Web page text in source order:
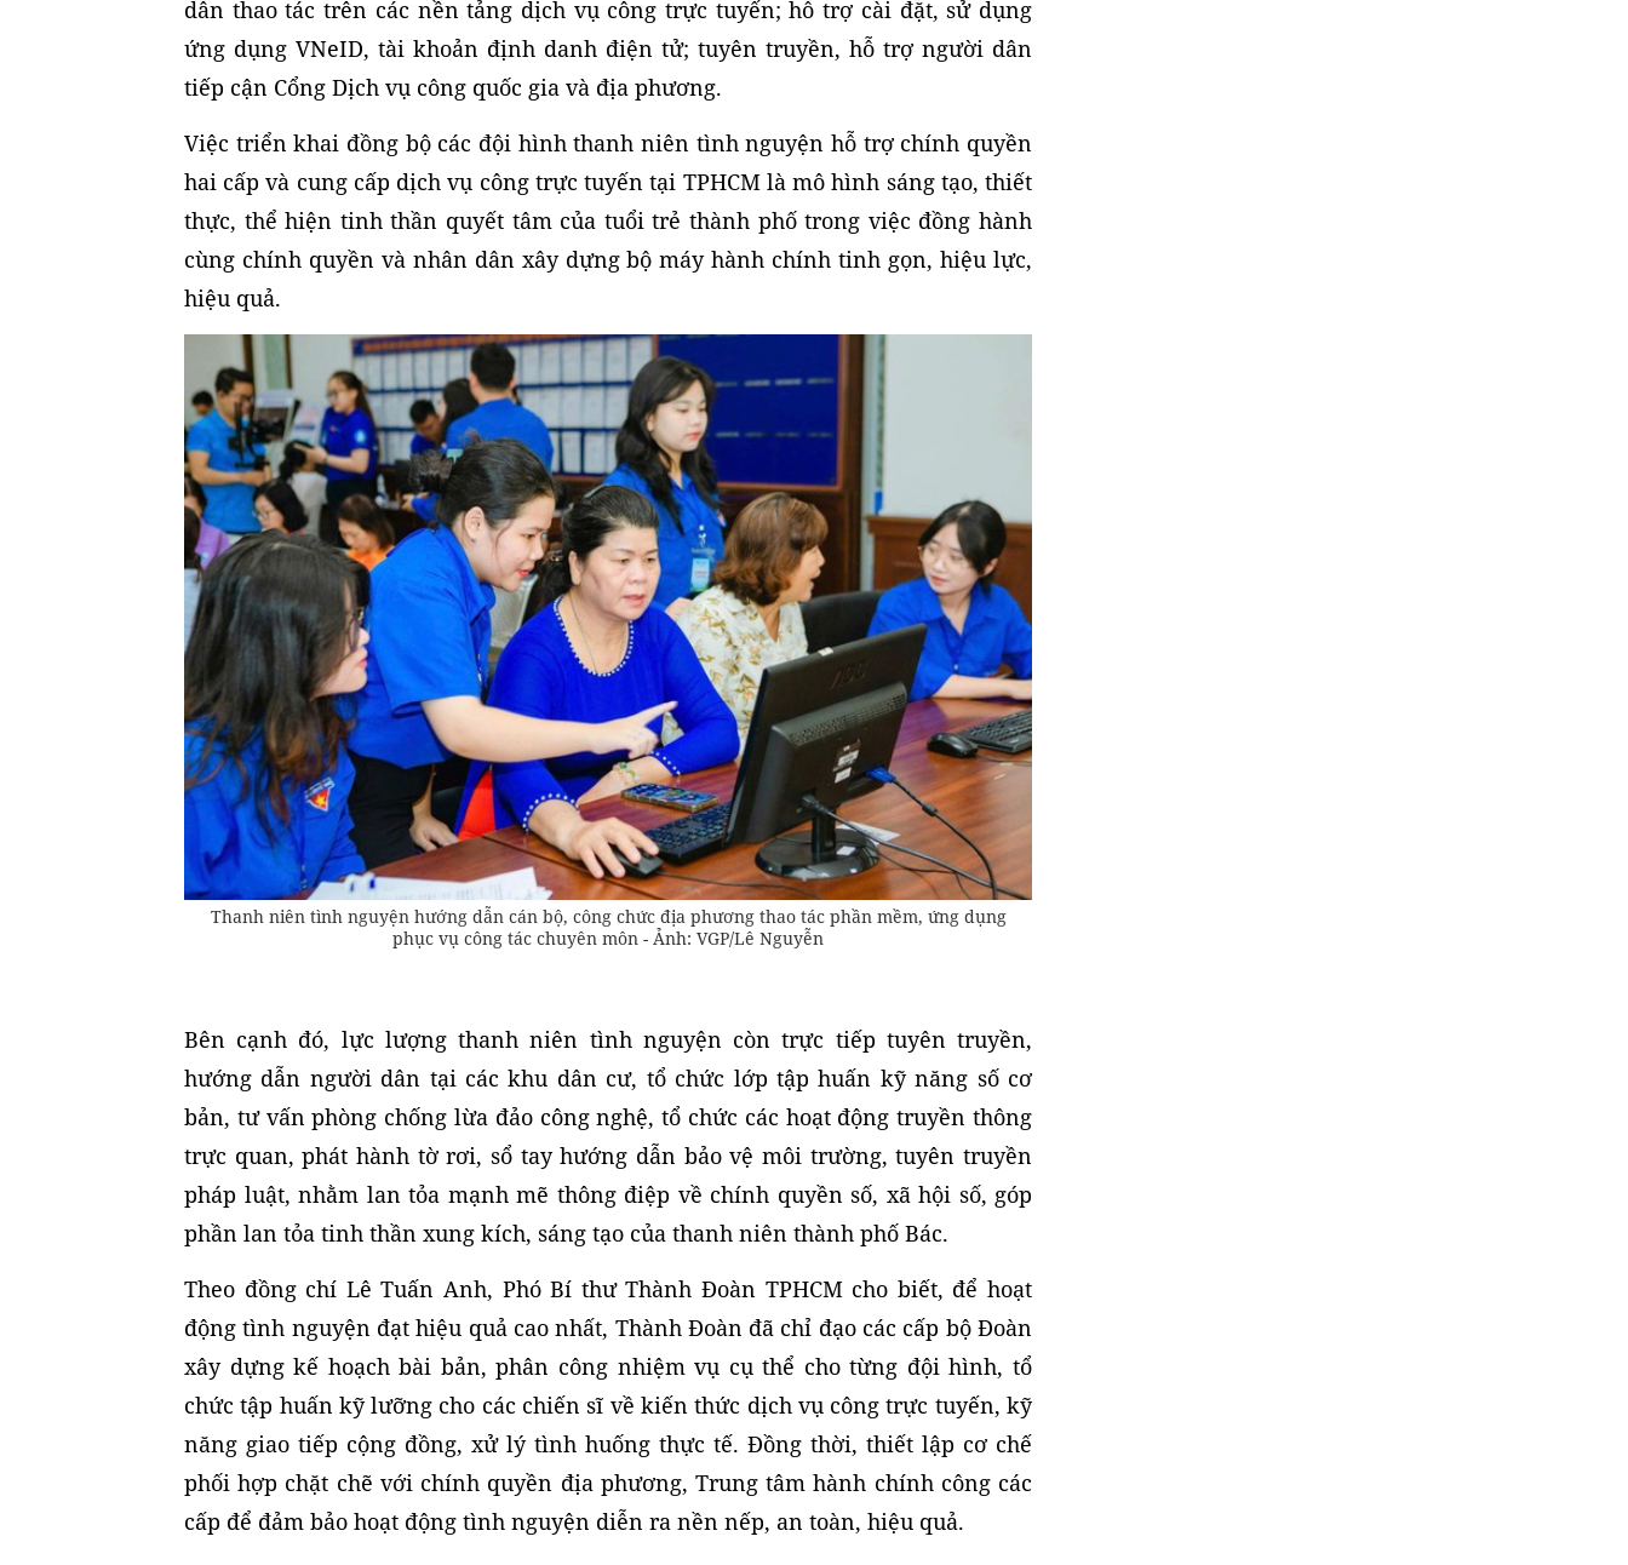
dân thao tác trên các nền tảng dịch vụ công trực tuyến; hỗ trợ cài đặt, sử dụng
ứng dụng VNeID, tài khoản định danh điện tử; tuyên truyền, hỗ trợ người dân
tiếp cận Cổng Dịch vụ công quốc gia và địa phương.
Việc triển khai đồng bộ các đội hình thanh niên tình nguyện hỗ trợ chính quyền
hai cấp và cung cấp dịch vụ công trực tuyến tại TPHCM là mô hình sáng tạo, thiết
thực, thể hiện tinh thần quyết tâm của tuổi trẻ thành phố trong việc đồng hành
cùng chính quyền và nhân dân xây dựng bộ máy hành chính tinh gọn, hiệu lực,
hiệu quả.
Thanh niên tình nguyện hướng dẫn cán bộ, công chức địa phương thao tác phần mềm, ứng dụng
phục vụ công tác chuyên môn - Ảnh: VGP/Lê Nguyễn
Bên cạnh đó, lực lượng thanh niên tình nguyện còn trực tiếp tuyên truyền,
hướng dẫn người dân tại các khu dân cư, tổ chức lớp tập huấn kỹ năng số cơ
bản, tư vấn phòng chống lừa đảo công nghệ, tổ chức các hoạt động truyền thông
trực quan, phát hành tờ rơi, sổ tay hướng dẫn bảo vệ môi trường, tuyên truyền
pháp luật, nhằm lan tỏa mạnh mẽ thông điệp về chính quyền số, xã hội số, góp
phần lan tỏa tinh thần xung kích, sáng tạo của thanh niên thành phố Bác.
Theo đồng chí Lê Tuấn Anh, Phó Bí thư Thành Đoàn TPHCM cho biết, để hoạt
động tình nguyện đạt hiệu quả cao nhất, Thành Đoàn đã chỉ đạo các cấp bộ Đoàn
xây dựng kế hoạch bài bản, phân công nhiệm vụ cụ thể cho từng đội hình, tổ
chức tập huấn kỹ lưỡng cho các chiến sĩ về kiến thức dịch vụ công trực tuyến, kỹ
năng giao tiếp cộng đồng, xử lý tình huống thực tế. Đồng thời, thiết lập cơ chế
phối hợp chặt chẽ với chính quyền địa phương, Trung tâm hành chính công các
cấp để đảm bảo hoạt động tình nguyện diễn ra nền nếp, an toàn, hiệu quả.